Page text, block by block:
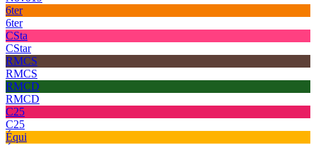
6ter
6ter
CSta
CStar
RMCS
RMCS
RMCD
RMCD
C25
C25
Équi